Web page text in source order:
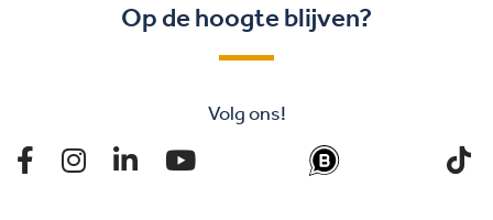
Op de hoogte blijven?
Volg ons!